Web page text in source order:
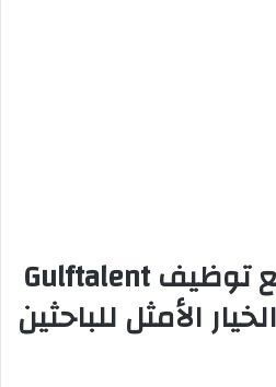
5. تطبيق وموقع توظيف Gulftalent
الأمثل للباحثين